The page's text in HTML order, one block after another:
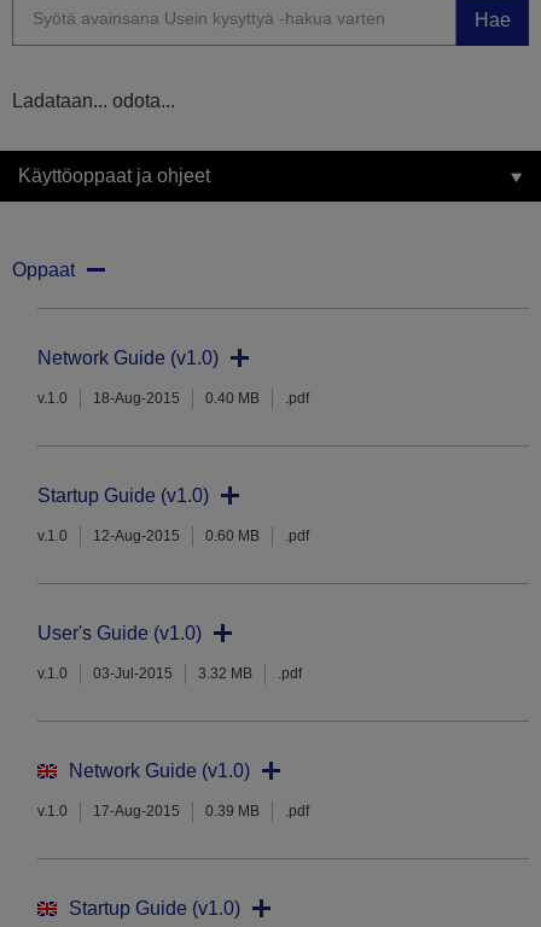
Hae
Ladataan... odota...
Käyttöoppaat ja ohjeet
Oppaat
Network Guide (v1.0)
v.1.0 18-Aug-2015 0.40 MB .pdf
Startup Guide (v1.0)
v.1.0 12-Aug-2015 0.60 MB .pdf
User's Guide (v1.0)
v.1.0 03-Jul-2015 3.32 MB .pdf
Network Guide (v1.0)
v.1.0 17-Aug-2015 0.39 MB .pdf
Startup Guide (v1.0)